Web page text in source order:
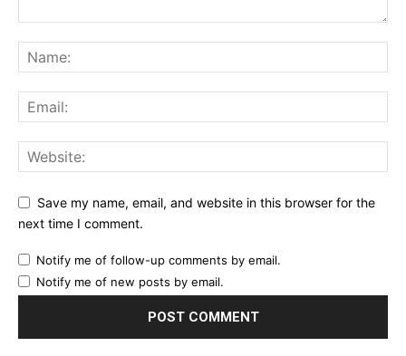
Save my name, email, and website in this browser for the
next time I comment.
Notify me of follow-up comments by email.
Notify me of new posts by email.